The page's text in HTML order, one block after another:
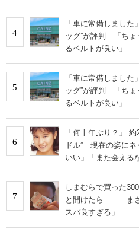
4
「車に常備しまし
ッグ”が評判 「ちょ
るベルトが良い」
5
「車に常備しまし
ッグ”が評判 「ちょ
るベルトが良い」
6
「何十年ぶり？」
ドル” 現在の姿にネ
いい」「また会える
7
しまむらで買った
と開けたら…… まさ
スパ良すぎる」